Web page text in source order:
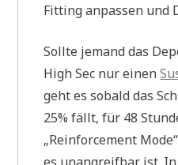
Fitting anpassen und
Sollte jemand das
High Sec nur einen
geht es sobald das
25% fällt, für 48
„Reinforcement